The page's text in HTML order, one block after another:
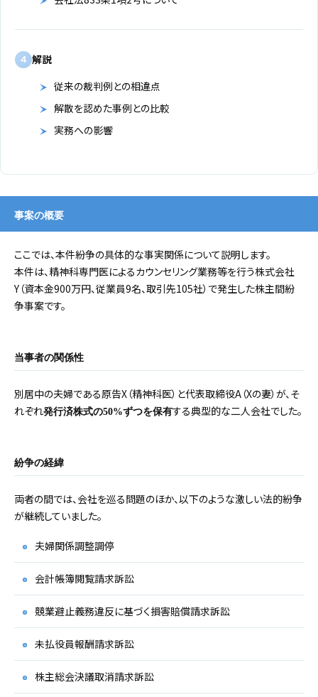
4 解説
従来の裁判例との相違点
解散を認めた事例との比較
実務への影響
事案の概要
ここでは、本件紛争の具体的な事実関係について説明します。
本件は、精神科専門医によるカウンセリング業務等を行う株式会社
Y（資本金900万円、従業員9名、取引先105社）で発生した株主間紛
争事案です。
当事者の関係性
別居中の夫婦である原告X（精神科医）と代表取締役A（Xの妻）が、そ
れぞれ発行済株式の50%ずつを保有する典型的な二人会社でした。
紛争の経緯
両者の間では、会社を巡る問題のほか、以下のような激しい法的紛争
が継続していました。
夫婦関係調整調停
会計帳簿閲覧請求訴訟
競業避止義務違反に基づく損害賠償請求訴訟
未払役員報酬請求訴訟
株主総会決議取消請求訴訟